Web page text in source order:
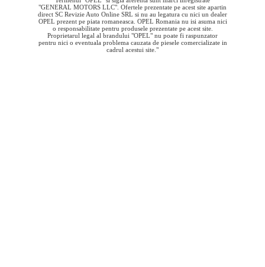
"GENERAL MOTORS LLC". Ofertele prezentate pe acest site apartin
direct SC Revizie Auto Online SRL si nu au legatura cu nici un dealer
OPEL prezent pe piata romaneasca. OPEL Romania nu isi asuma nici
o responsabilitate pentru produsele prezentate pe acest site.
Proprietarul legal al brandului "OPEL" nu poate fi raspunzator
pentru nici o eventuala problema cauzata de piesele comercializate in
cadrul acestui site."